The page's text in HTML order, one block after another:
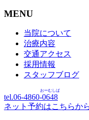
MENU
当院について
治療内容
交通アクセス
採用情報
スタッフブログ
tel.06-4860-0648
おーむしば
ネット予約はこちらか